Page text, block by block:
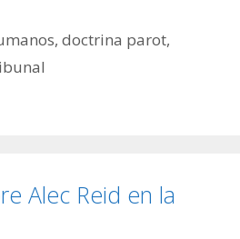
,doctrina parot,
Alec Reid en la